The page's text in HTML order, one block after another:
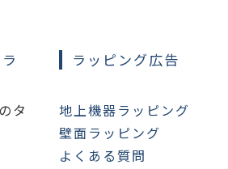
タ
ラッピング広告
地上機器ラッピング
壁面ラッピング
よくある質問